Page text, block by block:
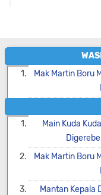
Mak Martin Boru
Main Kuda
Mak Martin Boru
Mantan Kepala